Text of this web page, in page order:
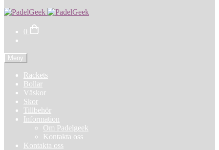
0
Meny
Rackets
Bollar
Väskor
Skor
Tillbehör
Information
Om Padelgeek
Kontakta oss
Kontakta oss